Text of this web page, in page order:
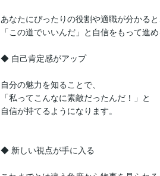
あなたにぴったりの役割や適職が分かると
「この道でいいんだ」と自信をもって進め
◆ 自己肯定感がアップ
自分の魅力を知ることで、
「私ってこんなに素敵だったんだ！」と
自信が持てるようになります。
◆ 新しい視点が手に入る